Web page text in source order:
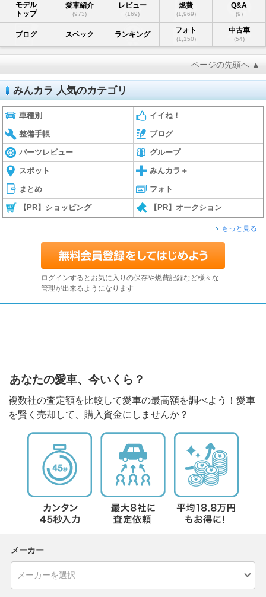
モデル
トップ
愛車紹介
(973)
レビュー
(169)
燃費
(1,969)
Q&A
(9)
ブログ スペック ランキング フォト
(1,150)
中古車
(54)
ページの先頭へ ▲
みんカラ 人気のカテゴリ
車種別 イイね！
整備手帳 ブログ
パーツレビュー グループ
スポット みんカラ＋
まとめ フォト
【PR】ショッピング 【PR】オークション
もっと見る
ログインするとお気に入りの保存や燃費記録など様々な
管理が出来るようになります
あなたの愛車、今いくら？
複数社の査定額を比較して愛車の最高額を調べよう！愛車
を賢く売却して、購入資金にしませんか？
メーカー